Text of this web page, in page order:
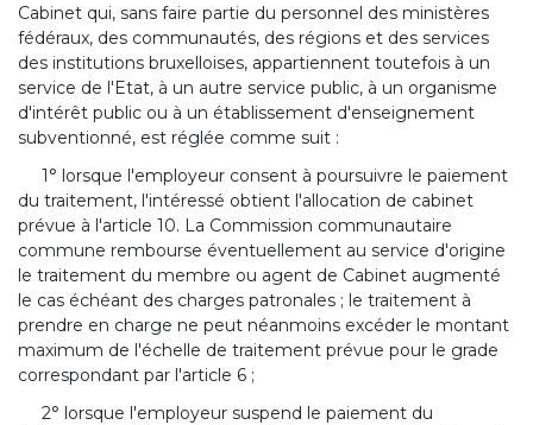
Cabinet qui, sans faire partie du personnel des ministères
fédéraux, des communautés, des régions et des services
des institutions bruxelloises, appartiennent toutefois à un
service de l'Etat, à un autre service public, à un organisme
d'intérêt public ou à un établissement d'enseignement
subventionné, est réglée comme suit :
1° lorsque l'employeur consent à poursuivre le paiement
du traitement, l'intéressé obtient l'allocation de cabinet
prévue à l'article 10. La Commission communautaire
commune rembourse éventuellement au service d'origine
le traitement du membre ou agent de Cabinet augmenté
le cas échéant des charges patronales ; le traitement à
prendre en charge ne peut néanmoins excéder le montant
maximum de l'échelle de traitement prévue pour le grade
correspondant par l'article 6 ;
2° lorsque l'employeur suspend le paiement du